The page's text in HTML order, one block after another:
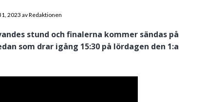
2023 avRedaktionen
stund och finalerna kommer sändas på
som drar igång 15:30 på lördagen den 1:a